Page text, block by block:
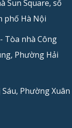
Sun Square, số
phố Hà Nội
Tòa nhà Công
Phường Hải
Phường Xuân